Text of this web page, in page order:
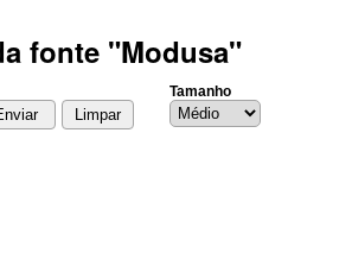
fonte "Modusa"
Tamanho